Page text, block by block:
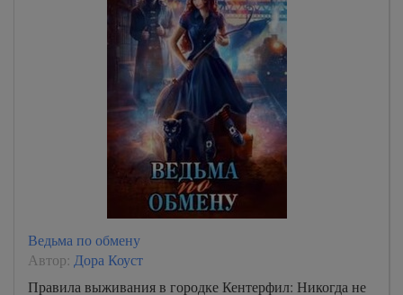
Ведьма по обмену
Автор: Дора Коуст
Правила выживания в городке Кентерфил: Никогда не